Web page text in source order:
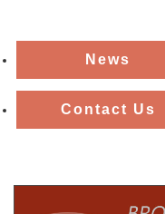
News
Contact Us